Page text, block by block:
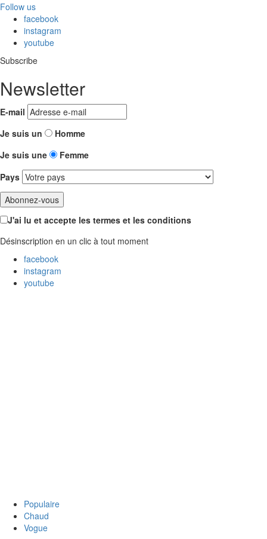
Follow us
facebook
instagram
youtube
Subscribe
Newsletter
E-mail
Je suis un
Homme
Je suis une
Femme
Pays
J'ai lu et accepte les termes et les conditions
Désinscription en un clic à tout moment
facebook
instagram
youtube
Populaire
Chaud
Vogue